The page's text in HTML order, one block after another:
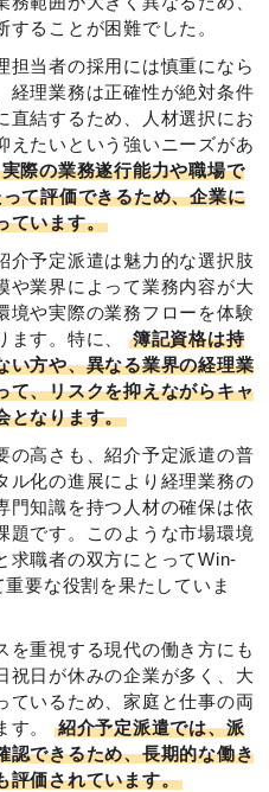
ることが困難でした。
担当者の採用には慎重になら
経理業務は正確性が絶対条件
直結するため、人材選択にお
えたいという強いニーズがあ
際の業務遂行能力や職場で
て評価できるため、企業に
ています。
介予定派遣は魅力的な選択肢
や業界によって業務内容が大
境や実際の業務フローを体験
ます。特に、
簿記資格は持
い方や、異なる業界の経理業
て、リスクを抑えながらキャ
となります。
の高さも、紹介予定派遣の普
ル化の進展により経理業務の
門知識を持つ人材の確保は依
題です。このような市場環境
求職者の双方にとってWin-
要な役割を果たしていま
を重視する現代の働き方にも
祝日が休みの企業が多く、大
ているため、家庭と仕事の両
す。
紹介予定派遣では、派
認できるため、長期的な働き
評価されています。